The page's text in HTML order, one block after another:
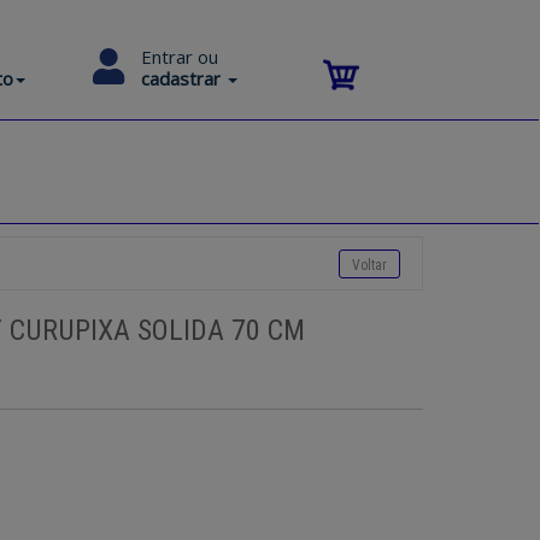
Entrar ou
cadastrar
SOLIDA 70 CM